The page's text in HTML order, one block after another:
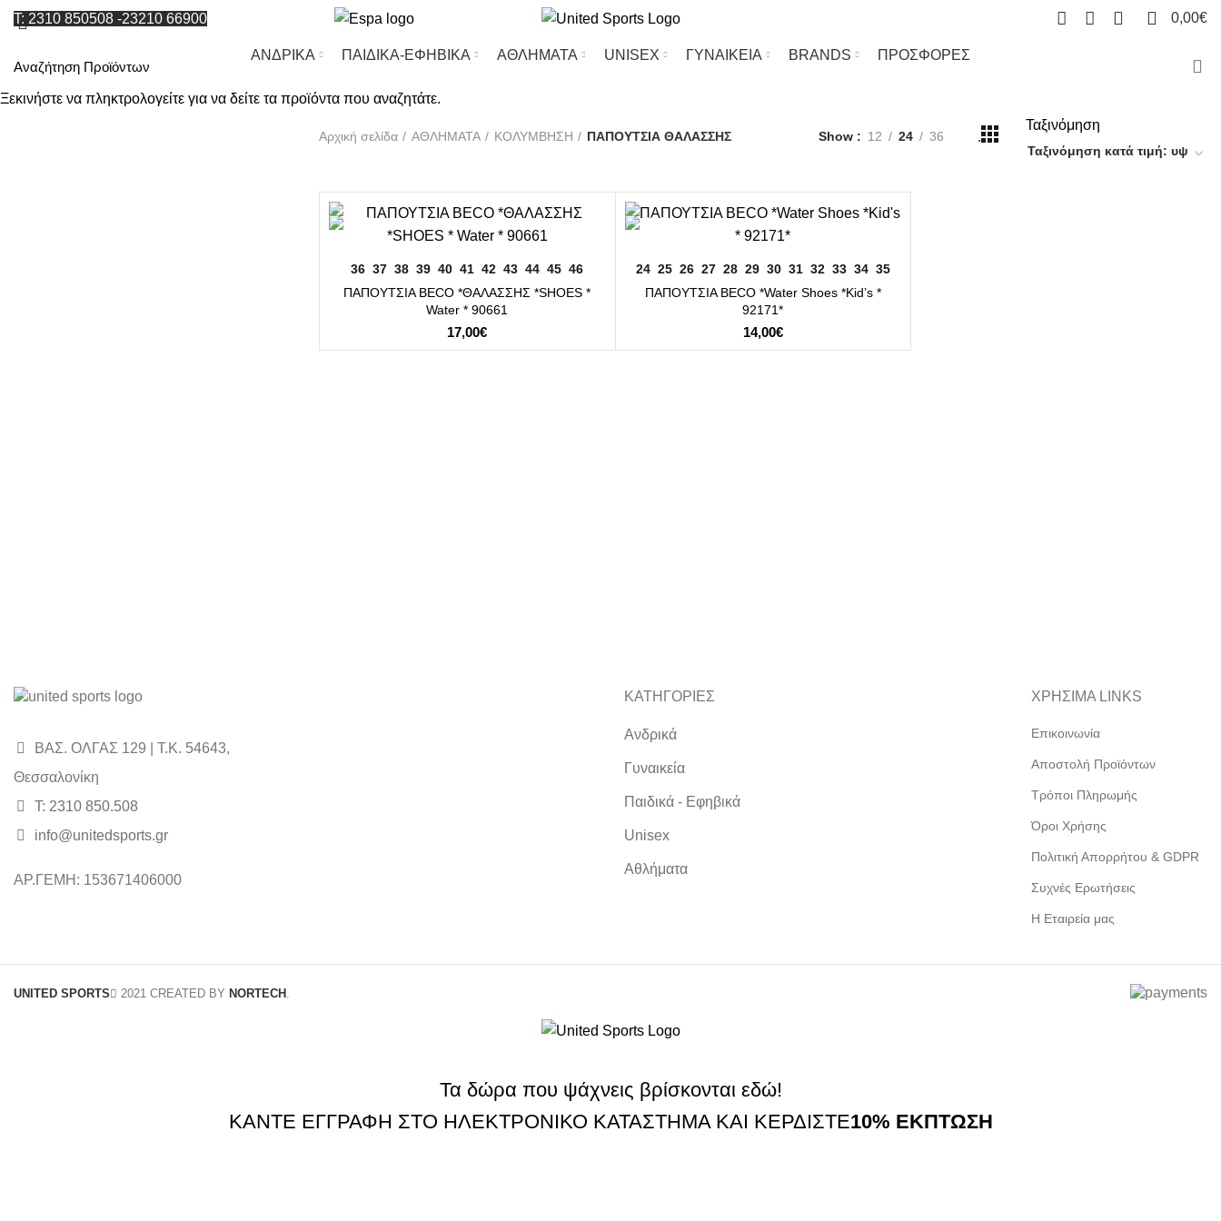
T: 2310 850508 -23210 66900 0,00€
ΑΝΔΡΙΚΑ ΠΑΙΔΙΚΑ-ΕΦΗΒΙΚΑ ΑΘΛΗΜΑΤΑ UΝΙSΕΧ ΓΥΝΑΙΚΕΙΑ BRANDS ΠΡΟΣΦΟΡΕΣ
Αρχική σελίδα ΑΘΛΗΜΑΤΑ ΚΟΛΥΜΒΗΣΗ ΠΑΠΟΥΤΣΙΑ ΘΑΛΑΣΣΗΣ Show 12 24 36 .
Ταξινόμηση
ΕΠΙΛΟΓΉ
36 37 38 39 40 41 42 43 44 45 46
ΠΑΠΟΥΤΣΙΑ BECO *ΘΑΛΑΣΣΗΣ *SHOES *
Water * 90661
17,00€
ΕΠΙΛΟΓΉ
24 25 26 27 28 29 30 31 32 33 34 35
ΠΑΠΟΥΤΣΙΑ BECO *Water Shoes *Kid’s *
92171*
14,00€
ΒΑΣ. ΟΛΓΑΣ 129 | Τ.Κ. 54643,
Θεσσαλονίκη
Τ: 2310 850.508
info@unitedsports.gr
ΑΡ.ΓΕΜΗ: 153671406000
ΚΑΤΗΓΟΡΙΕΣ
Ανδρικά
Γυναικεία
Παιδικά - Εφηβικά
Unisex
Αθλήματα
ΧΡΗΣΙΜΑ LINKS
Επικοινωνία
Αποστολή Προϊόντων
Τρόποι Πληρωμής
Όροι Χρήσης
Πολιτική Απορρήτου & GDPR
Συχνές Ερωτήσεις
Η Εταιρεία μας
UNITED SPORTS 2021 CREATED BY NORTECH
Τα δώρα που ψάχνεις βρίσκονται εδώ!
ΚΑΝΤΕ ΕΓΓΡΑΦΗ ΣΤΟ ΗΛΕΚΤΡΟΝΙΚΟ ΚΑΤΑΣΤΗΜΑ ΚΑΙ ΚΕΡΔΙΣΤΕ10% ΕΚΠΤΩΣΗ
Ξεκινήστε να πληκτρολογείτε για να δείτε τα προϊόντα που αναζητάτε.